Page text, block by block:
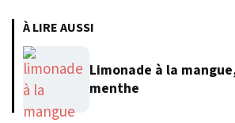
À LIRE AUSSI
Limonade à la
menthe